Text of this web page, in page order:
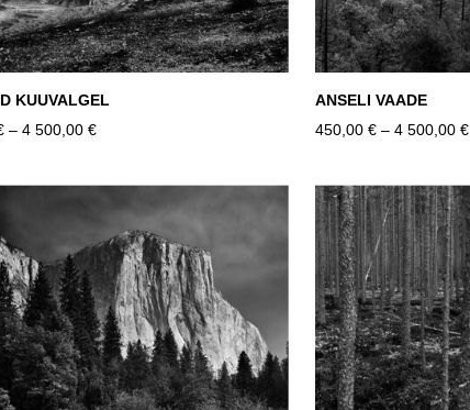
KUUVALGEL
– 4 500,00 €
ANSELI VAADE
450,00 €– 4 500,00 €